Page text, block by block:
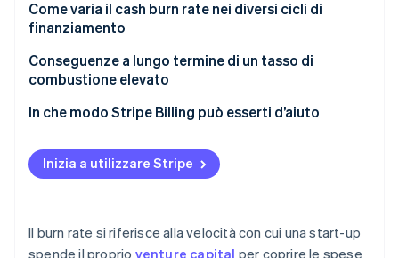
Come varia il cash burn rate nei diversi cicli di
finanziamento
Fase seed
Post-IPO o fase avanzata
Conseguenze a lungo termine di un tasso di
combustione elevato
In che modo Stripe Billing può esserti d’aiuto
Inizia a utilizzare Stripe
Il burn rate si riferisce alla velocità con cui una start-up
spende il proprio venture capital per coprire le spese